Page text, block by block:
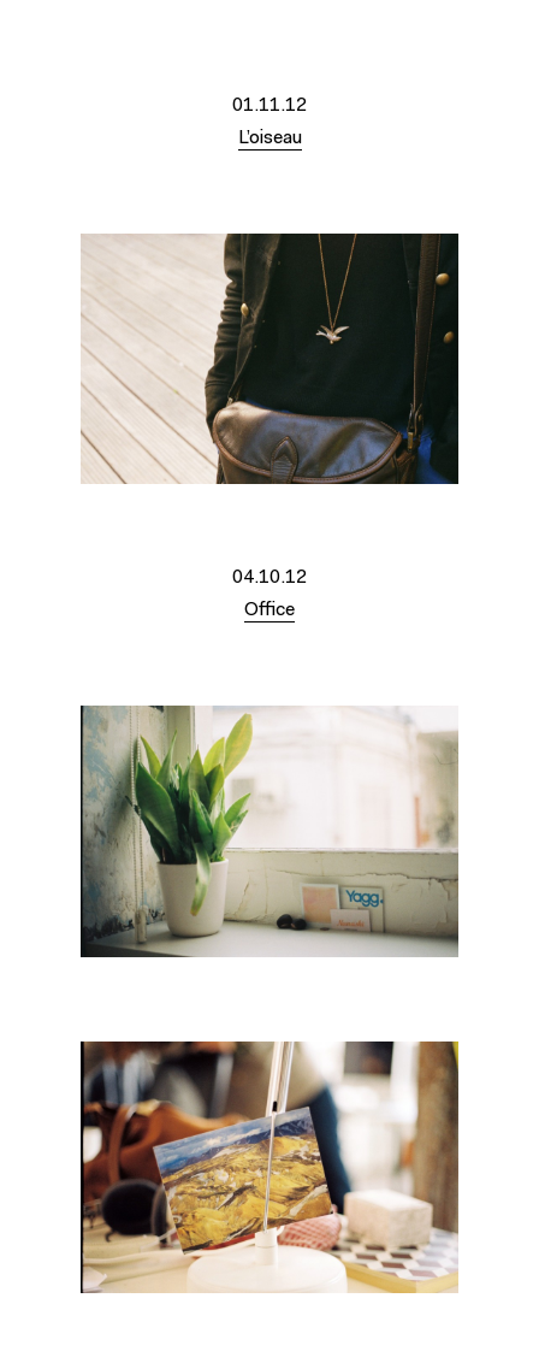
01.11.12
L’oiseau
04.10.12
Office